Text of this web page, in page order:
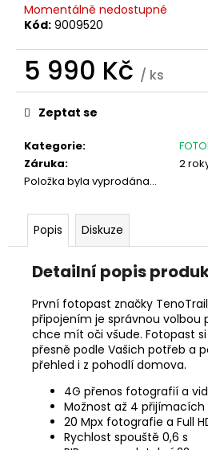
Momentálně nedostupné
Kód: 9009520
5 990 Kč / ks
Měrná
cena:
Kategorie:
Záruka:
2
Položka byla vyprodána…
Zeptat se
Popis Diskuze
Detailní popis
První fotopast značky
připojením je správnou volbou
chce mít oči všude. Fotopast
přesně podle Vašich potřeb a
přehled i z pohodlí domova.
4G přenos fotografií a
Možnost až 4
20 Mpx fotografie a Full
Rychlost spouště 0,6 s
D
o
p
o
u
č
u
m
STŘELECKÁ
PRIMOS
TRIGGER
STICK
GEN